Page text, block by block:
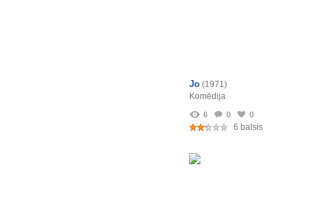
Jo (1971)
Komēdija
6 0 0
6 balsis